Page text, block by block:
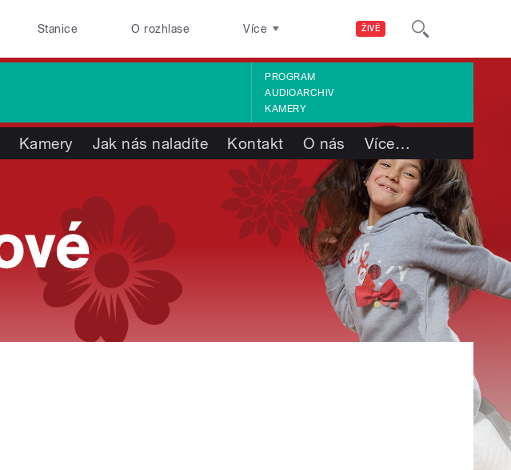
ŽIVĚ
Stanice O rozhlase Více
PROGRAM
AUDIOARCHIV
KAMERY
Kamery Jak nás naladíte Kontakt O nás Více…